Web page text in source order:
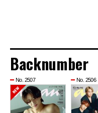
Backnumber
No. 2507 No. 2506